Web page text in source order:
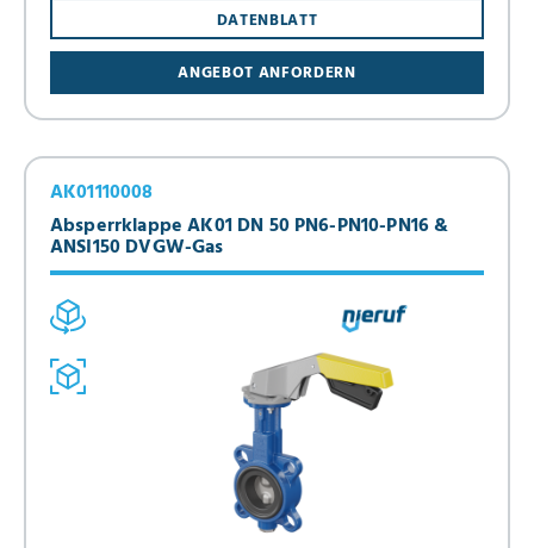
ANGEBOT ANFORDERN
DATENBLATT
Absperrklappe AK01 DN 50 PN6-PN10-PN16 &
ANSI150 DVGW-Gas
AK01110008